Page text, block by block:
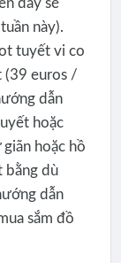
đây sẽ
này).
tuyết vi co
(39 euros /
dẫn
hoặc
hoặc hồ
bằng dù
dẫn
sắm đồ